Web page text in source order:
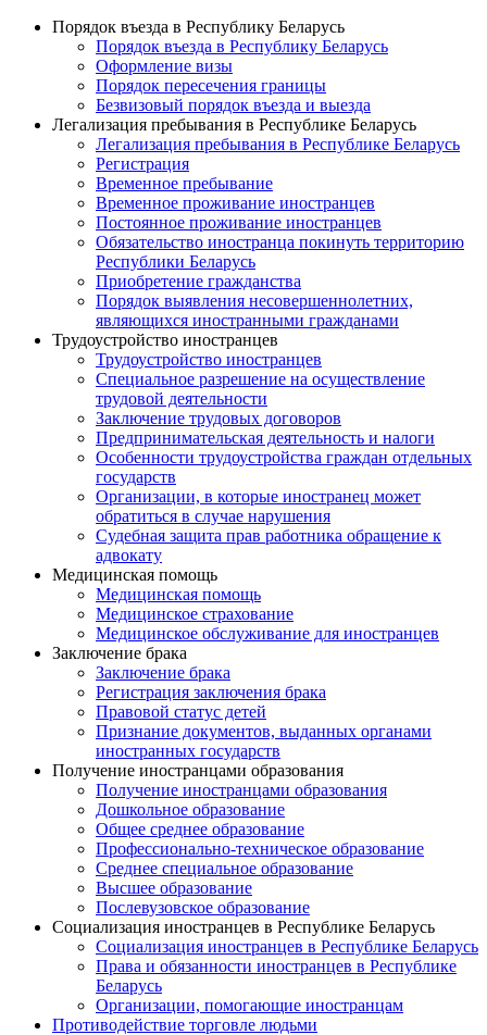
Порядок въезда в Республику Беларусь
Порядок въезда в Республику Беларусь
Оформление визы
Порядок пересечения границы
Безвизовый порядок въезда и выезда
Легализация пребывания в Республике Беларусь
Легализация пребывания в Республике Беларусь
Регистрация
Временное пребывание
Временное проживание иностранцев
Постоянное проживание иностранцев
Обязательство иностранца покинуть территорию
Республики Беларусь
Приобретение гражданства
Порядок выявления несовершеннолетних,
являющихся иностранными гражданами
Трудоустройство иностранцев
Трудоустройство иностранцев
Специальное разрешение на осуществление
трудовой деятельности
Заключение трудовых договоров
Предпринимательская деятельность и налоги
Особенности трудоустройства граждан отдельных
государств
Организации, в которые иностранец может
обратиться в случае нарушения
Судебная защита прав работника обращение к
адвокату
Медицинская помощь
Медицинская помощь
Медицинское страхование
Медицинское обслуживание для иностранцев
Заключение брака
Заключение брака
Регистрация заключения брака
Правовой статус детей
Признание документов, выданных органами
иностранных государств
Получение иностранцами образования
Получение иностранцами образования
Дошкольное образование
Общее среднее образование
Профессионально-техническое образование
Среднее специальное образование
Высшее образование
Послевузовское образование
Социализация иностранцев в Республике Беларусь
Социализация иностранцев в Республике Беларусь
Права и обязанности иностранцев в Республике
Беларусь
Oрганизации, помогающие иностранцам
Противодействие торговле людьми